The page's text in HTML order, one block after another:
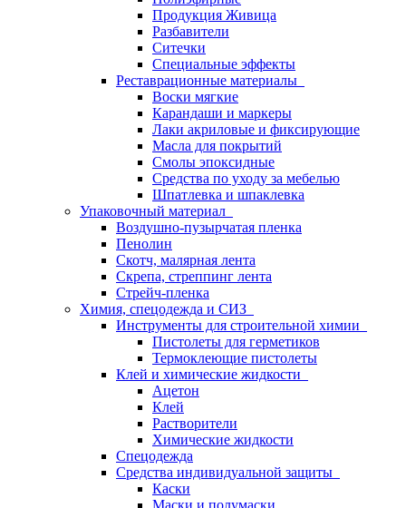
Продукция Живица
Разбавители
Ситечки
Специальные эффекты
Реставрационные материалы
Воски мягкие
Карандаши и маркеры
Лаки акриловые и фиксирующие
Масла для покрытий
Смолы эпоксидные
Средства по уходу за мебелью
Шпатлевка и шпаклевка
Упаковочный материал
Воздушно-пузырчатая пленка
Пенолин
Скотч, малярная лента
Скрепа, стреппинг лента
Стрейч-пленка
Химия, спецодежда и СИЗ
Инструменты для строительной химии
Пистолеты для герметиков
Термоклеющие пистолеты
Клей и химические жидкости
Ацетон
Клей
Растворители
Химические жидкости
Спецодежда
Средства индивидуальной защиты
Каски
Маски и полумаски